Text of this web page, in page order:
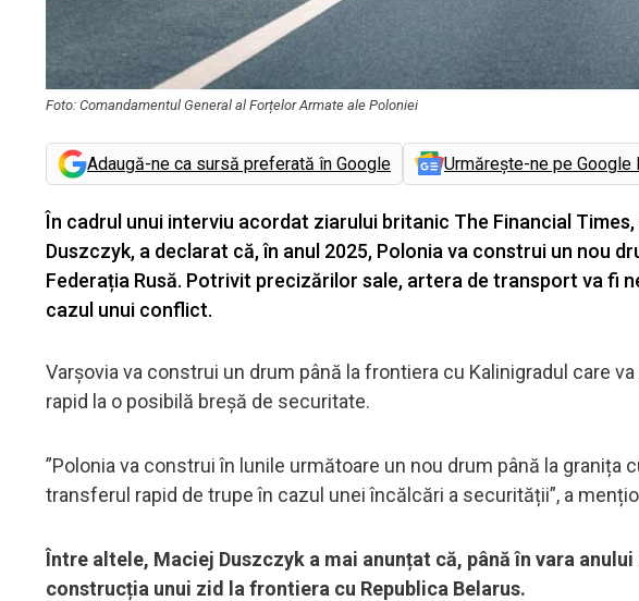
Foto: Comandamentul General al Forțelor Armate ale Poloniei
Adaugă-ne ca sursă preferată în Google Urmărește-ne pe Google
În cadrul unui interviu acordat ziarului britanic The Financial
Duszczyk, a declarat că, în anul 2025, Polonia va construi un nou
Federația Rusă. Potrivit precizărilor sale, artera de transport va fi
cazul unui conflict.
Varșovia va construi un drum până la frontiera cu Kalinigradul care
rapid la o posibilă breșă de securitate.
”Polonia va construi în lunile următoare un nou drum până la granița
transferul rapid de trupe în cazul unei încălcări a securității”, a
Între altele, Maciej Duszczyk a mai anunțat că, până în vara
construcția unui zid la frontiera cu Republica Belarus.